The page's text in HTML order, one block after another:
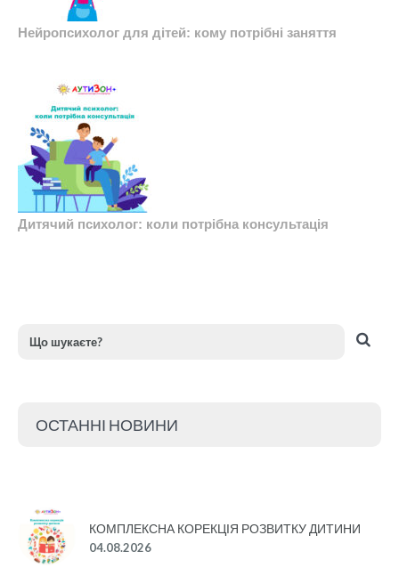
Нейропсихолог для дітей: кому потрібні заняття
Дитячий психолог: коли потрібна консультація
ОСТАННІ НОВИНИ
КОМПЛЕКСНА КОРЕКЦІЯ РОЗВИТКУ ДИТИНИ
04.08.2026